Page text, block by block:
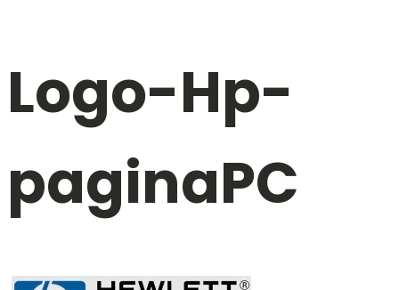
Logo-Hp-
paginaPC